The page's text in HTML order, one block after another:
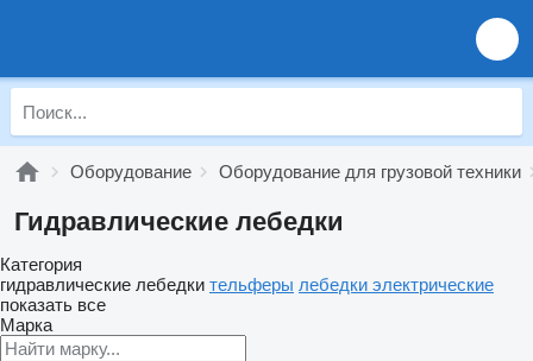
Оборудование Оборудование для грузовой техники
Гидравлические лебедки
Категория
гидравлические лебедки тельферы лебедки электрические
показать все
Марка